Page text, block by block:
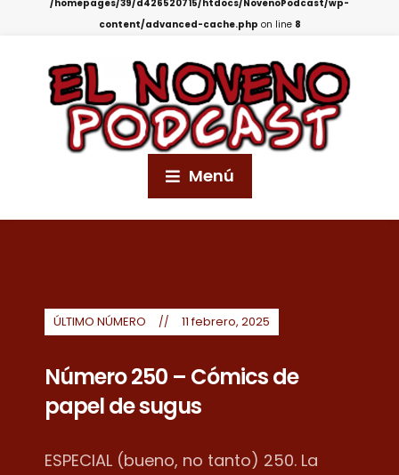
/homepages/39/d426520715/htdocs/NovenoPodcast/wp-
content/advanced-cache.php on line 8
Menú
ÚLTIMO NÚMERO 11 febrero, 2025
Número 250 – Cómics de
papel de sugus
ESPECIAL (bueno, no tanto) 250. La